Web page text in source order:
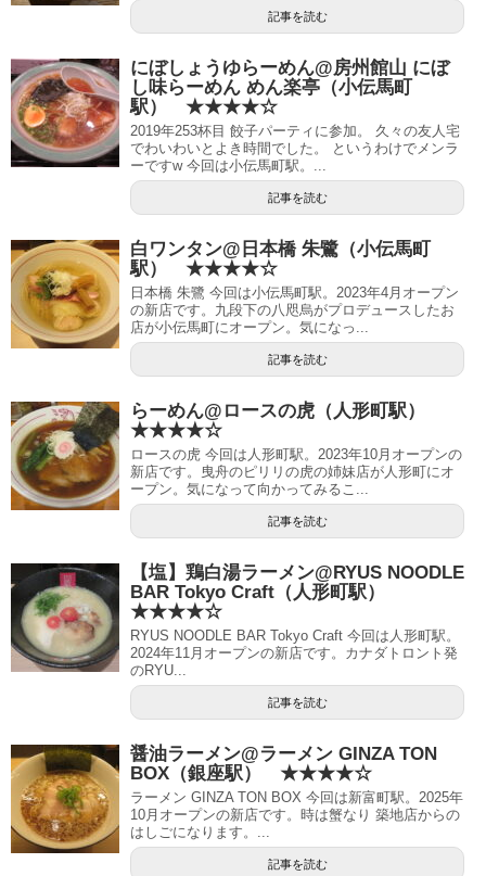
記事を読む
にぼしょうゆらーめん@房州館山 にぼ
し味らーめん めん楽亭（小伝馬町
駅） ★★★★☆
2019年253杯目 餃子パーティに参加。 久々の友人宅
でわいわいとよき時間でした。 というわけでメンラ
ーですw 今回は小伝馬町駅。...
記事を読む
白ワンタン@日本橋 朱鷺（小伝馬町
駅） ★★★★☆
日本橋 朱鷺 今回は小伝馬町駅。2023年4月オープン
の新店です。九段下の八咫烏がプロデュースしたお
店が小伝馬町にオープン。気になっ...
記事を読む
らーめん@ロースの虎（人形町駅）
★★★★☆
ロースの虎 今回は人形町駅。2023年10月オープンの
新店です。曳舟のピリリの虎の姉妹店が人形町にオ
ープン。気になって向かってみるこ...
記事を読む
【塩】鶏白湯ラーメン@RYUS NOODLE
BAR Tokyo Craft（人形町駅）
★★★★☆
RYUS NOODLE BAR Tokyo Craft 今回は人形町駅。
2024年11月オープンの新店です。カナダトロント発
のRYU...
記事を読む
醤油ラーメン@ラーメン GINZA TON
BOX（銀座駅） ★★★★☆
ラーメン GINZA TON BOX 今回は新富町駅。2025年
10月オープンの新店です。時は蟹なり 築地店からの
はしごになります。...
記事を読む